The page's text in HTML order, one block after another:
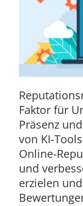
Faktor für
Präsenz
von KI-
Online-
und
erzielen